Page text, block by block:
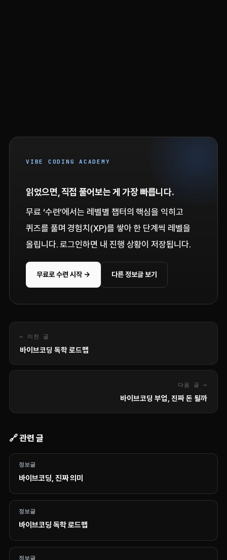
VIBE CODING ACADEMY
읽었으면, 직접 풀어보는 게 가장 빠릅니다.
무료 ‘수련’에서는 레벨별 챕터의 핵심을 익히고
퀴즈를 풀며 경험치(XP)를 쌓아 한 단계씩 레벨을
올립니다. 로그인하면 내 진행 상황이 저장됩니다.
무료로 수련 시작 → 다른 정보글 보기
← 이전 글
바이브코딩 독학 로드맵
다음 글 →
바이브코딩 부업, 진짜 돈 될까
🔗 관련 글
정보글
바이브코딩, 진짜 의미
정보글
바이브코딩 독학 로드맵
정보글